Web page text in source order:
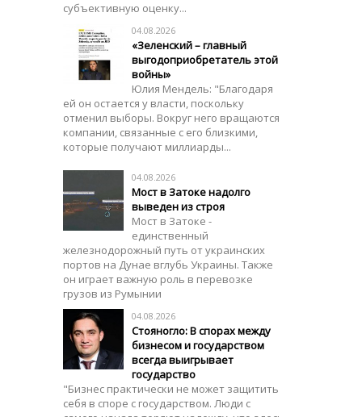
субъективную оценку...
04.08.2026
«Зеленский – главный
выгодоприобретатель этой
войны»
Юлия Мендель: "Благодаря
ей он остается у власти, поскольку
отменил выборы. Вокруг него вращаются
компании, связанные с его близкими,
которые получают миллиарды...
04.08.2026
Мост в Затоке надолго
выведен из строя
Мост в Затоке -
единственный
железнодорожный путь от украинских
портов на Дунае вглубь Украины. Также
он играет важную роль в перевозке
грузов из Румынии
04.08.2026
Стояногло: В спорах между
бизнесом и государством
всегда выигрывает
государство
"Бизнес практически не может защитить
себя в споре с государством. Люди с